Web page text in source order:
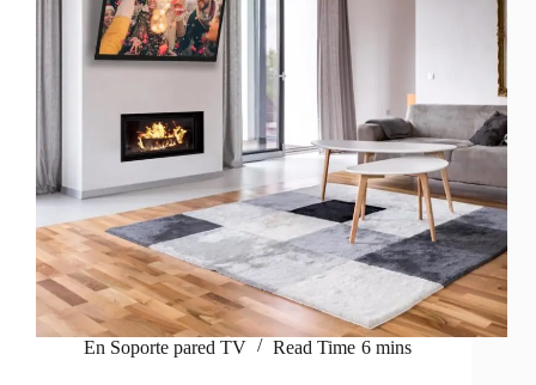
En Soporte pared TV Read Time 6 mins